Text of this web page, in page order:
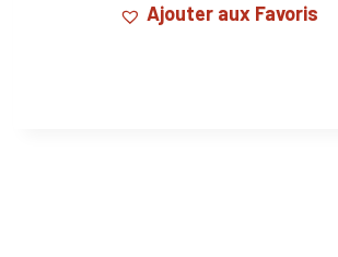
Ajouter aux Favoris